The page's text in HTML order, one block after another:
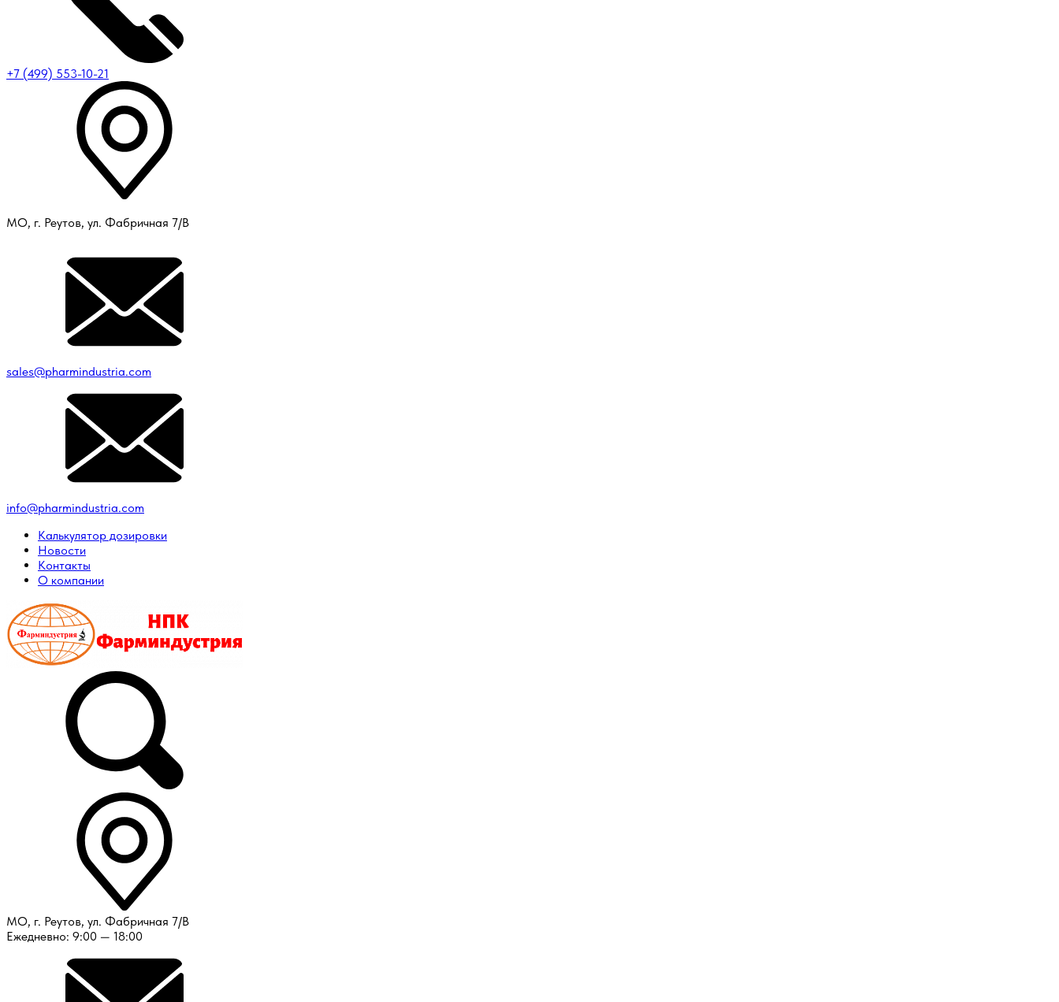
+7 (499) 553-10-21
МО, г. Реутов, ул. Фабричная 7/В
sales@pharmindustria.com
info@pharmindustria.com
Калькулятор дозировки
Новости
Контакты
О компании
МО, г. Реутов, ул. Фабричная 7/В
Ежедневно: 9:00 — 18:00